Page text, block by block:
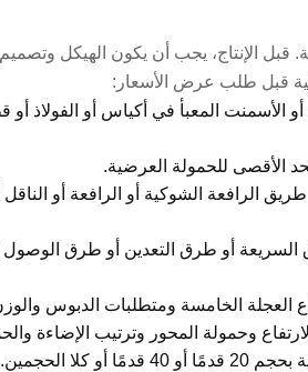
قبل الإنتاج، يجب أن يكون الهيكل
المعبأ في أكياس أو الفولاذ أو
الأقصى للحمولة العرضية.
الرافعة الشوكية أو الرافعة أو
أو طرق التعدين أو طرق الوصول
العجلة الخامسة ومتطلبات الدبوس
وحمولة المحور وترتيب الإضاءة
الحجمين.